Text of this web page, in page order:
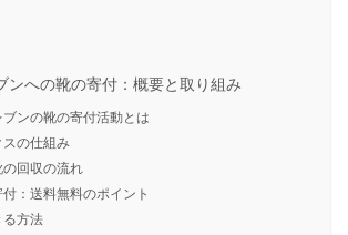
ンへの靴の寄付：概要と取り組み
ブンの靴の寄付活動とは
スの仕組み
の回収の流れ
：送料無料のポイント
る方法